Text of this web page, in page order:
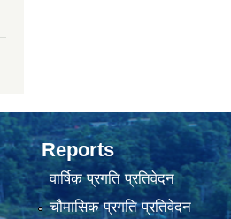
Reports
वार्षिक प्रगति प्रतिवेदन
चौमासिक प्रगति प्रतिवेदन